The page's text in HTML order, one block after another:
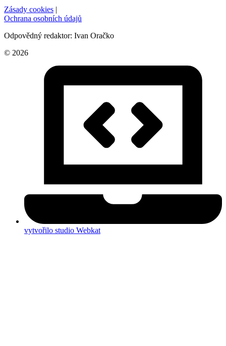
Zásady cookies |
Ochrana osobních údajů
Odpovědný redaktor: Ivan Oračko
© 2026
vytvořilo studio Webkat